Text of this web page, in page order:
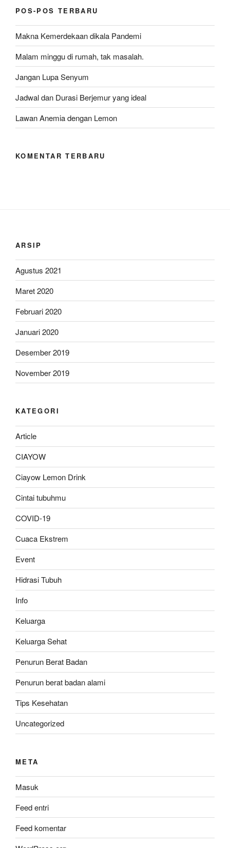
POS-POS TERBARU
Makna Kemerdekaan dikala Pandemi
Malam minggu di rumah, tak masalah.
Jangan Lupa Senyum
Jadwal dan Durasi Berjemur yang ideal
Lawan Anemia dengan Lemon
KOMENTAR TERBARU
ARSIP
Agustus 2021
Maret 2020
Februari 2020
Januari 2020
Desember 2019
November 2019
KATEGORI
Article
CIAYOW
Ciayow Lemon Drink
Cintai tubuhmu
COVID-19
Cuaca Ekstrem
Event
Hidrasi Tubuh
Info
Keluarga
Keluarga Sehat
Penurun Berat Badan
Penurun berat badan alami
Tips Kesehatan
Uncategorized
META
Masuk
Feed entri
Feed komentar